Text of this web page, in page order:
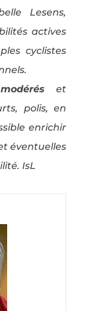
Lesens,
actives
cyclistes
et
polis, en
enrichir
éventuelles
IsL